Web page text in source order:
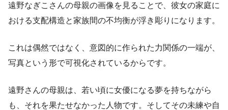
遠野なぎこさんの母親の画像を見ることで、彼女の家庭に
おける支配構造と家族間の不均衡が浮き彫りになります。
これは偶然ではなく、意図的に作られた力関係の一端が、
写真という形で可視化されているからです。
遠野さんの母親は、若い頃に女優になる夢を持ちながら
も、それを果たせなかった人物です。そしてその未練や自